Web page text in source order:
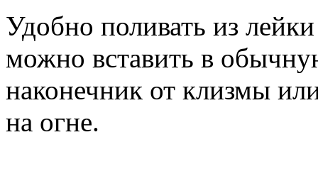
Удобно поливать из
можно вставить в
наконечник от клизмы
на огне.